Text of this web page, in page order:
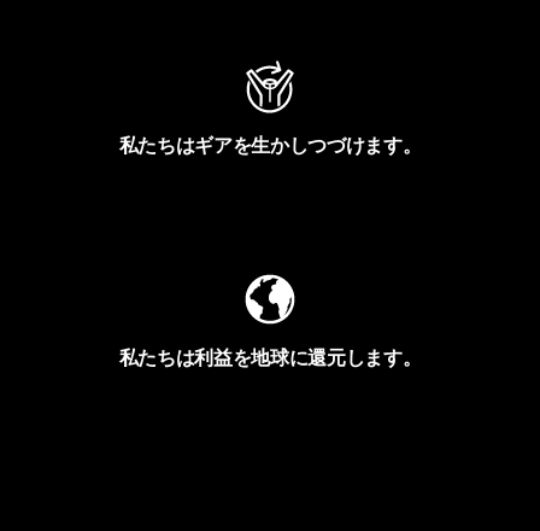
私たちはギアを生かしつづけます。
私たちは利益を地球に還元します。